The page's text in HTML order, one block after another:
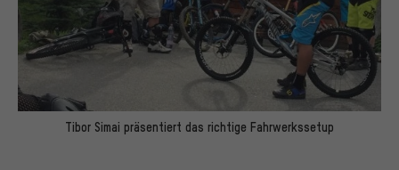
Tibor Simai präsentiert das richtige Fahrwerkssetup